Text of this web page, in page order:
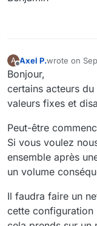
A
Offline
Axel P.wrote on
last edited by
Bonjour,
certains acteurs
valeurs fixes et
Peut-être
Si vous voulez
ensemble après
un volume
Il faudra faire un
cette configuration